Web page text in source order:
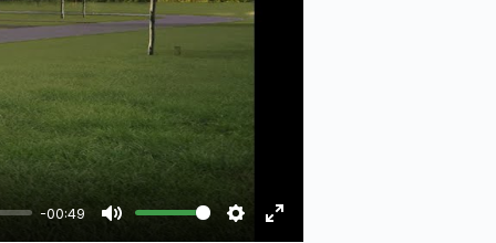
-00:49
Mute Settings
Enter